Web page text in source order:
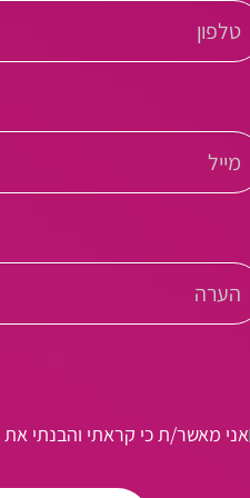
אני מאשר/ת כי קראתי והבנתי את